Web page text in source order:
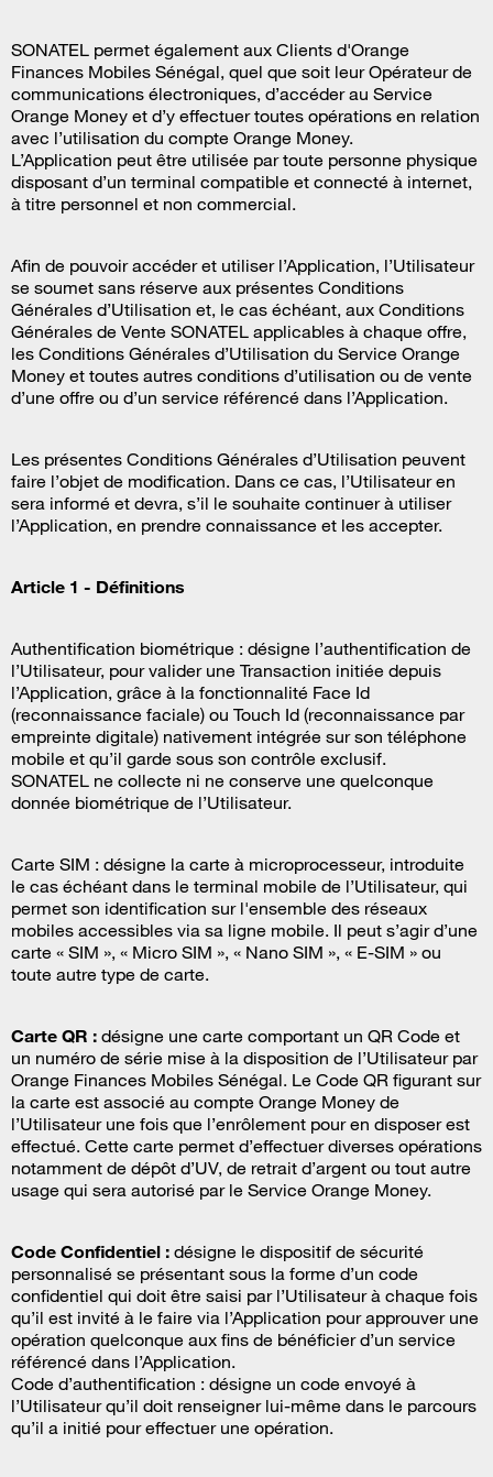
SONATEL permet également aux Clients d'Orange
Finances Mobiles Sénégal, quel que soit leur Opérateur de
communications électroniques, d’accéder au Service
Orange Money et d’y effectuer toutes opérations en relation
avec l’utilisation du compte Orange Money.
L’Application peut être utilisée par toute personne physique
disposant d’un terminal compatible et connecté à internet,
à titre personnel et non commercial.
Afin de pouvoir accéder et utiliser l’Application, l’Utilisateur
se soumet sans réserve aux présentes Conditions
Générales d’Utilisation et, le cas échéant, aux Conditions
Générales de Vente SONATEL applicables à chaque offre,
les Conditions Générales d’Utilisation du Service Orange
Money et toutes autres conditions d’utilisation ou de vente
d’une offre ou d’un service référencé dans l’Application.
Les présentes Conditions Générales d’Utilisation peuvent
faire l’objet de modification. Dans ce cas, l’Utilisateur en
sera informé et devra, s’il le souhaite continuer à utiliser
l’Application, en prendre connaissance et les accepter.
Article 1 - Définitions
Authentification biométrique : désigne l’authentification de
l’Utilisateur, pour valider une Transaction initiée depuis
l’Application, grâce à la fonctionnalité Face Id
(reconnaissance faciale) ou Touch Id (reconnaissance par
empreinte digitale) nativement intégrée sur son téléphone
mobile et qu’il garde sous son contrôle exclusif.
SONATEL ne collecte ni ne conserve une quelconque
donnée biométrique de l’Utilisateur.
Carte SIM : désigne la carte à microprocesseur, introduite
le cas échéant dans le terminal mobile de l’Utilisateur, qui
permet son identification sur l'ensemble des réseaux
mobiles accessibles via sa ligne mobile. Il peut s’agir d’une
carte « SIM », « Micro SIM », « Nano SIM », « E-SIM » ou
toute autre type de carte.
Carte QR : désigne une carte comportant un QR Code et
un numéro de série mise à la disposition de l’Utilisateur par
Orange Finances Mobiles Sénégal. Le Code QR figurant sur
la carte est associé au compte Orange Money de
l’Utilisateur une fois que l’enrôlement pour en disposer est
effectué. Cette carte permet d’effectuer diverses opérations
notamment de dépôt d’UV, de retrait d’argent ou tout autre
usage qui sera autorisé par le Service Orange Money.
Code Confidentiel : désigne le dispositif de sécurité
personnalisé se présentant sous la forme d’un code
confidentiel qui doit être saisi par l’Utilisateur à chaque fois
qu’il est invité à le faire via l’Application pour approuver une
opération quelconque aux fins de bénéficier d’un service
référencé dans l’Application.
Code d’authentification : désigne un code envoyé à
l’Utilisateur qu’il doit renseigner lui-même dans le parcours
qu’il a initié pour effectuer une opération.